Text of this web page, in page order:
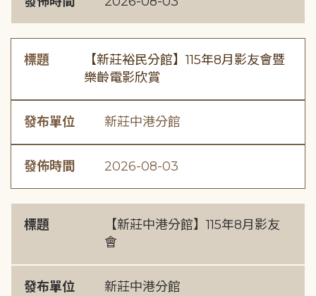
標題
【新莊裕民分館】115年8月影友會暨
樂齡電影欣賞
發布單位 新莊中港分館
發佈時間 2026-08-03
標題
【新莊中港分館】115年8月影友
會
發布單位 新莊中港分館